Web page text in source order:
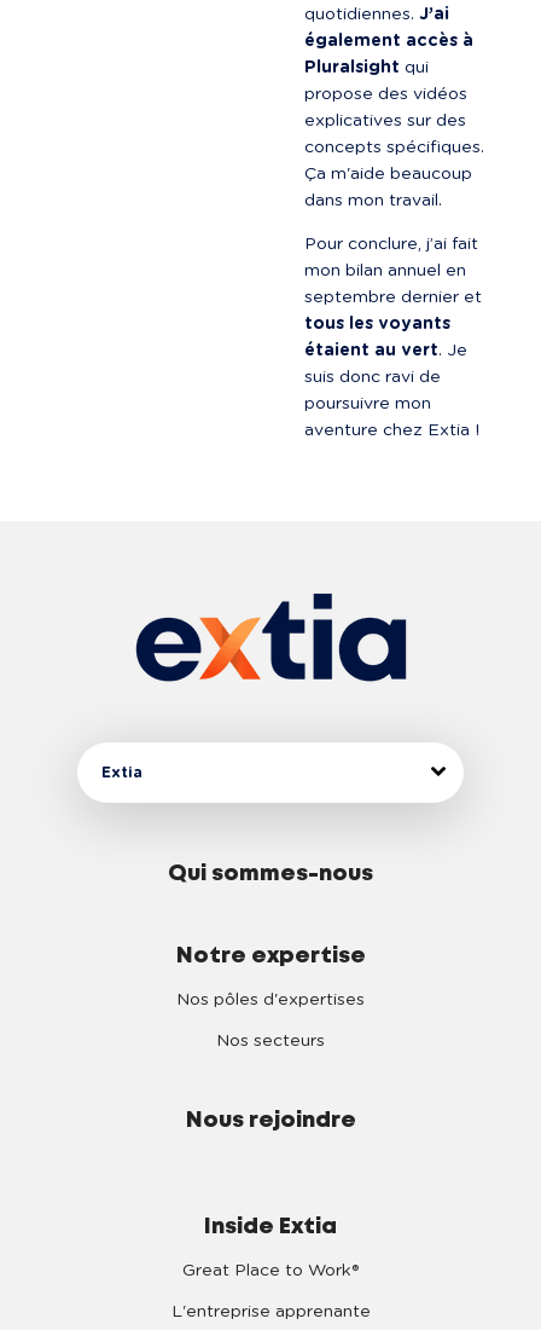
quotidiennes. J’ai
également accès à
Pluralsight qui
propose des vidéos
explicatives sur des
concepts spécifiques.
Ça m'aide beaucoup
dans mon travail.
Pour conclure, j’ai fait
mon bilan annuel en
septembre dernier et
tous les voyants
étaient au vert. Je
suis donc ravi de
poursuivre mon
aventure chez Extia !
Extia
Qui sommes-nous
Notre expertise
Nos pôles d'expertises
Nos secteurs
Nous rejoindre
Inside Extia
Great Place to Work®
L'entreprise apprenante